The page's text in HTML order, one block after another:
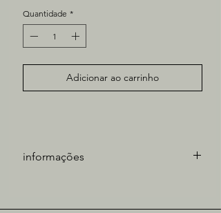
Quantidade *
Adicionar ao carrinho
informações